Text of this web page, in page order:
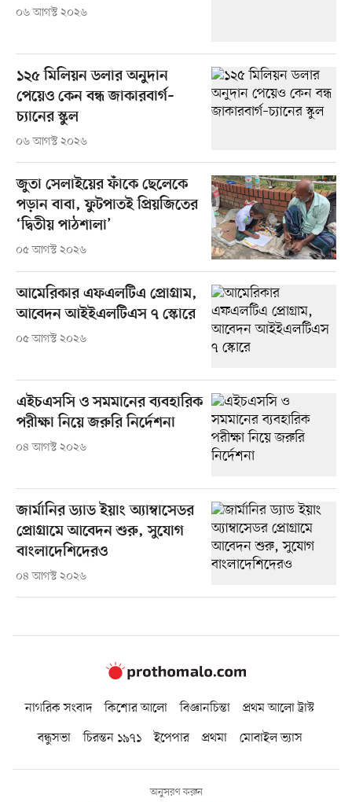
০৬ আগস্ট ২০২৬
১২৫ মিলিয়ন ডলার অনুদান
পেয়েও কেন বন্ধ জাকারবার্গ–
চ্যানের স্কুল
০৬ আগস্ট ২০২৬
জুতা সেলাইয়ের ফাঁকে ছেলেকে
পড়ান বাবা, ফুটপাতই প্রিয়জিতের
‘দ্বিতীয় পাঠশালা’
০৫ আগস্ট ২০২৬
আমেরিকার এফএলটিএ প্রোগ্রাম,
আবেদন আইইএলটিএস ৭ স্কোরে
০৫ আগস্ট ২০২৬
এইচএসসি ও সমমানের ব্যবহারিক
পরীক্ষা নিয়ে জরুরি নির্দেশনা
০৪ আগস্ট ২০২৬
জার্মানির ড্যাড ইয়াং অ্যাম্বাসেডর
প্রোগ্রামে আবেদন শুরু, সুযোগ
বাংলাদেশিদেরও
০৪ আগস্ট ২০২৬
নাগরিক সংবাদ কিশোর আলো বিজ্ঞানচিন্তা
প্রথম আলো ট্রাস্ট
বন্ধুসভা
চিরন্তন ১৯৭১ ইপেপার প্রথমা মোবাইল ভ্যাস
অনুসরণ করুন